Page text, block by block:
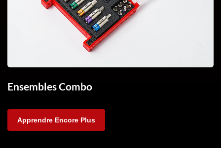
Ensembles Combo
Apprendre Encore Plus